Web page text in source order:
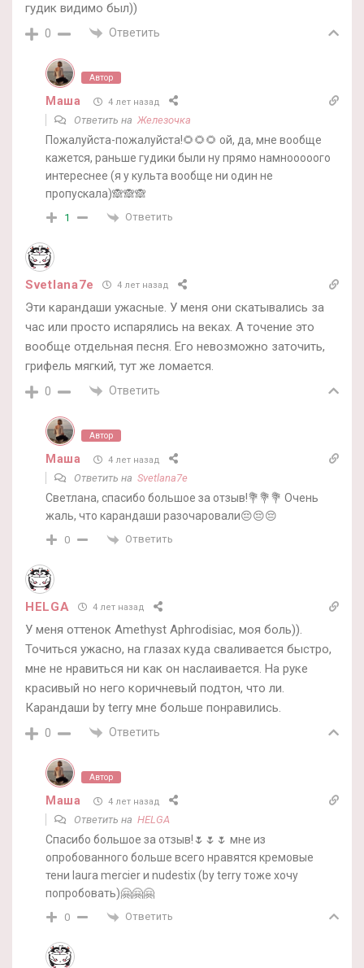
гудик видимо был))
0 Ответить
Автор
Маша 4 лет назад
Ответить на Железочка
Пожалуйста-пожалуйста!🌻🌻🌻 ой, да, мне вообще
кажется, раньше гудики были ну прямо намнооооого
интереснее (я у культа вообще ни один не
пропускала)🙈🙈🙈
1 Ответить
Svetlana7e 4 лет назад
Эти карандаши ужасные. У меня они скатывались за
час или просто испарялись на веках. А точение это
вообще отдельная песня. Его невозможно заточить,
грифель мягкий, тут же ломается.
0 Ответить
Автор
Маша 4 лет назад
Ответить на Svetlana7e
Светлана, спасибо большое за отзыв!💐💐💐 Очень
жаль, что карандаши разочаровали😔😔😔
0 Ответить
HELGA 4 лет назад
У меня оттенок Amethyst Aphrodisiac, моя боль)).
Точиться ужасно, на глазах куда сваливается быстро,
мне не нравиться ни как он наслаивается. На руке
красивый но него коричневый подтон, что ли.
Карандаши by terry мне больше понравились.
0 Ответить
Автор
Маша 4 лет назад
Ответить на HELGA
Спасибо большое за отзыв!🌷🌷🌷 мне из
опробованного больше всего нравятся кремовые
тени laura mercier и nudestix (by terry тоже хочу
попробовать)🤗🤗🤗
0 Ответить